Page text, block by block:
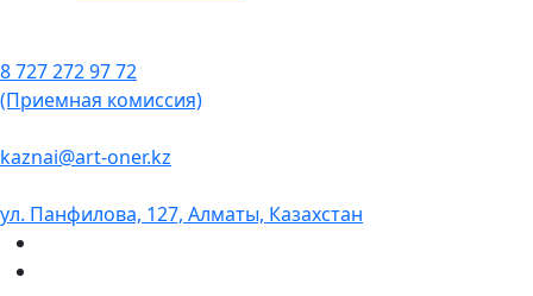
8 727 272 97 72
(Приемная комиссия)
kaznai@art-oner.kz
ул. Панфилова, 127, Алматы, Казахстан